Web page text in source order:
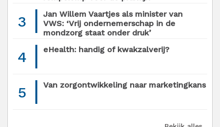
3
Jan Willem Vaartjes als minister van
VWS: ‘Vrij ondernemerschap in de
mondzorg staat onder druk’
4 eHealth: handig of kwakzalverij?
5 Van zorgontwikkeling naar marketingkans